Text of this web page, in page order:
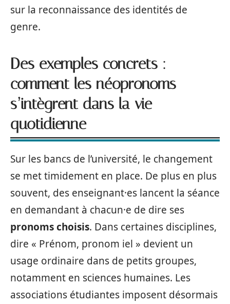
sur la reconnaissance des identités de
genre.
Des exemples concrets :
comment les néopronoms
s’intègrent dans la vie
quotidienne
Sur les bancs de l’université, le changement
se met timidement en place. De plus en plus
souvent, des enseignant·es lancent la séance
en demandant à chacun·e de dire ses
pronoms choisis. Dans certaines disciplines,
dire « Prénom, pronom iel » devient un
usage ordinaire dans de petits groupes,
notamment en sciences humaines. Les
associations étudiantes imposent désormais